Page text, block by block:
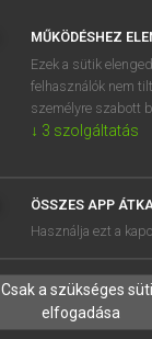
MŰKÖDÉSHEZ
Ezek a sütik
felhasználók nem
személyre szabott
↓ 3 szolgáltatás
ÖSSZES APP
Használja ezt a
Csak a szükséges
elfogadása